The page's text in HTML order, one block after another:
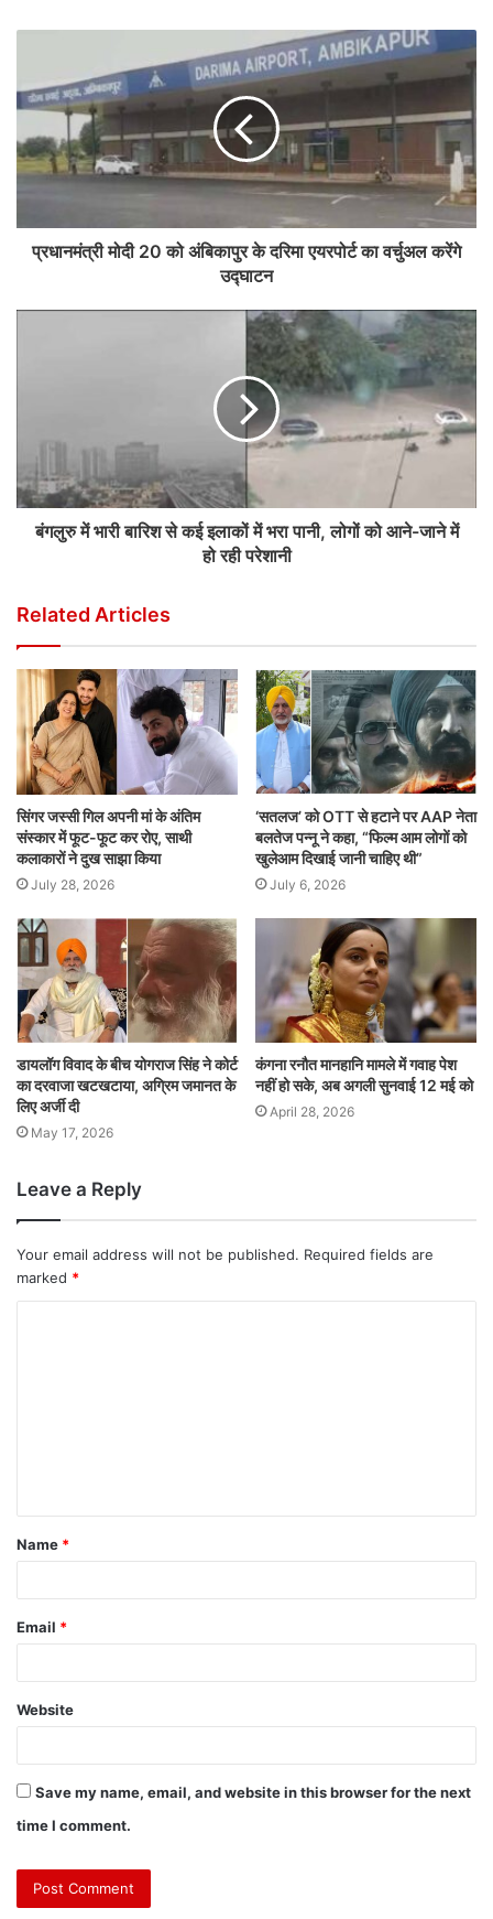
प्रधानमंत्री मोदी 20 को अंबिकापुर के दरिमा एयरपोर्ट का वर्चुअल करेंगे
उद्घाटन
बंगलुरु में भारी बारिश से कई इलाकों में भरा पानी, लोगों को आने-जाने में
हो रही परेशानी
Related Articles
सिंगर जस्सी गिल अपनी मां के अंतिम
संस्कार में फूट-फूट कर रोए, साथी
कलाकारों ने दुख साझा किया
July 28, 2026
‘सतलज’ को OTT से हटाने पर AAP नेता
बलतेज पन्नू ने कहा, “फिल्म आम लोगों को
खुलेआम दिखाई जानी चाहिए थी”
July 6, 2026
डायलॉग विवाद के बीच योगराज सिंह ने कोर्ट
का दरवाजा खटखटाया, अग्रिम जमानत के
लिए अर्जी दी
May 17, 2026
कंगना रनौत मानहानि मामले में गवाह पेश
नहीं हो सके, अब अगली सुनवाई 12 मई को
April 28, 2026
Leave a Reply
Your email address will not be published. Required fields are
marked *
Name *
Email *
Website
Save my name, email, and website in this browser for the next
time I comment.